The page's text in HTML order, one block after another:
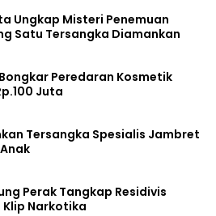
Ungkap Misteri Penemuan
Satu Tersangka Diamankan
Peredaran Kosmetik
Juta
Tersangka Spesialis Jambret
Perak Tangkap Residivis
Klip Narkotika